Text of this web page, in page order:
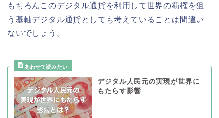
もちろんこのデジタル通貨を利用して世界の覇権を狙
う基軸デジタル通貨としても考えていることは間違い
ないでしょう。
デジタル人民元の実現が世界に
もたらす影響